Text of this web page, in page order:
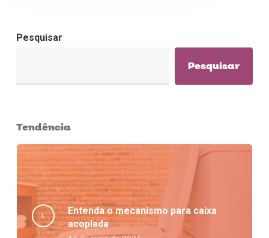
Pesquisar
Pesquisar
Tendência
Entenda o mecanismo para caixa
acoplada